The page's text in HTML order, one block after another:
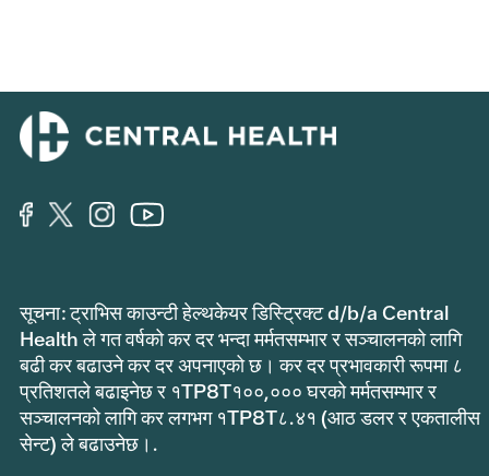
सूचना: ट्राभिस काउन्टी हेल्थकेयर डिस्ट्रिक्ट d/b/a Central
Health ले गत वर्षको कर दर भन्दा मर्मतसम्भार र सञ्चालनको लागि
बढी कर बढाउने कर दर अपनाएको छ। कर दर प्रभावकारी रूपमा ८
प्रतिशतले बढाइनेछ र १TP8T१००,००० घरको मर्मतसम्भार र
सञ्चालनको लागि कर लगभग १TP8T८.४१ (आठ डलर र एकतालीस
सेन्ट) ले बढाउनेछ।.